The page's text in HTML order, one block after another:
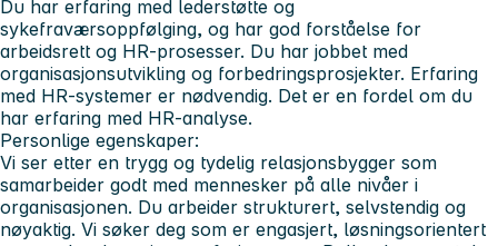
Du har erfaring med lederstøtte og
sykefraværsoppfølging, og har god forståelse for
arbeidsrett og HR-prosesser. Du har jobbet med
organisasjonsutvikling og forbedringsprosjekter. Erfaring
med HR-systemer er nødvendig. Det er en fordel om du
har erfaring med HR-analyse.
Personlige egenskaper:
Vi ser etter en trygg og tydelig relasjonsbygger som
samarbeider godt med mennesker på alle nivåer i
organisasjonen. Du arbeider strukturert, selvstendig og
nøyaktig. Vi søker deg som er engasjert, løsningsorientert